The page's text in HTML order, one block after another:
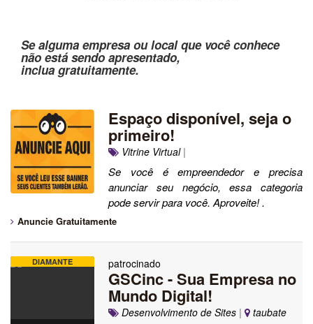
Se alguma empresa ou local que você conhece
não está sendo apresentado,
inclua gratuitamente.
Espaço disponível, seja o
primeiro!
Vitrine Virtual|
Se você é empreendedor e precisa
anunciar seu negócio, essa categoria
pode servir para você. Aproveite! .
Anuncie Gratuitamente
DIAMANTE patrocinado
GSCinc - Sua Empresa no
Mundo Digital!
Desenvolvimento de Sites |
taubate